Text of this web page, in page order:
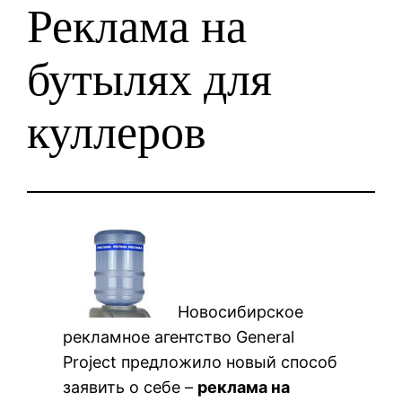
Реклама на
бутылях для
куллеров
Новосибирское
рекламное агентство General
Project предложило новый способ
заявить о себе – реклама на